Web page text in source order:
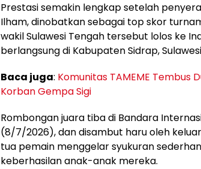
Prestasi semakin lengkap setelah
Ilham, dinobatkan sebagai top skor
wakil Sulawesi Tengah tersebut lolos ke
berlangsung di Kabupaten Sidrap,
Baca juga: Komunitas TAMEME Tembus
Korban Gempa Sigi
Rombongan juara tiba di Bandara
(8/7/2026), dan disambut haru oleh
tua pemain menggelar syukuran
keberhasilan anak-anak mereka.